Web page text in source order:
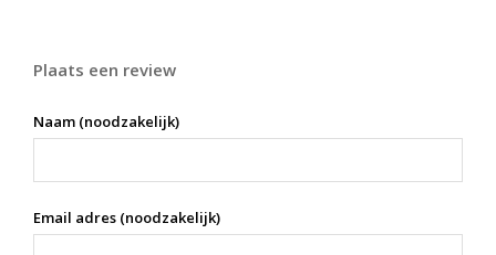
Plaats een review
Naam (noodzakelijk)
Email adres (noodzakelijk)